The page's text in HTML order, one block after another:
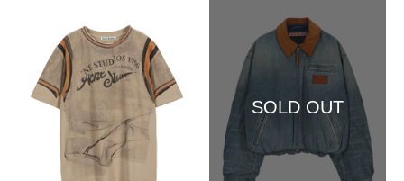
SOLD OUT